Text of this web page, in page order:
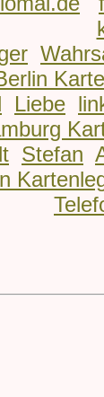
Liebe
Stefan